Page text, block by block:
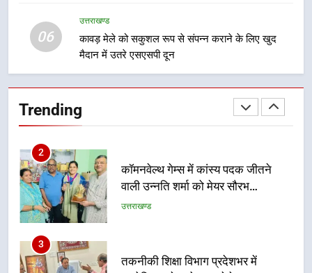
06
उत्तराखण्ड
कावड़ मेले को सकुशल रूप से संपन्न कराने के लिए खुद
मैदान में उतरे एसएसपी दून
Trending
1
विशेष स्वच्छता अभियान में डीएम एवं सचिव
विधिक सेवा प्राधिकरण ने किया प्रतिभाग,
100 से अधिक लोग बने इस अभियान का
हिस्सा
उत्तराखण्ड
2
थपलियाल ने किया सम्मानित
उत्तराखण्ड
3
उत्तराखण्ड